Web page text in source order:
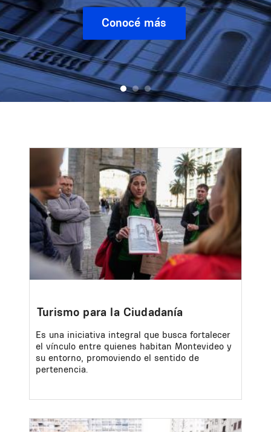
Conocé más
Turismo para la Ciudadanía
Es una iniciativa integral que busca fortalecer
el vínculo entre quienes habitan Montevideo y
su entorno, promoviendo el sentido de
pertenencia.
Image